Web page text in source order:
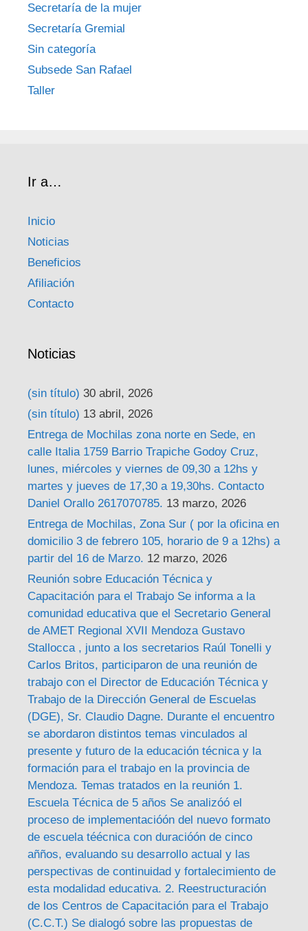
Secretaría de la mujer
Secretaría Gremial
Sin categoría
Subsede San Rafael
Taller
Ir a…
Inicio
Noticias
Beneficios
Afiliación
Contacto
Noticias
(sin título) 30 abril, 2026
(sin título) 13 abril, 2026
Entrega de Mochilas zona norte en Sede, en
calle Italia 1759 Barrio Trapiche Godoy Cruz,
lunes, miércoles y viernes de 09,30 a 12hs y
martes y jueves de 17,30 a 19,30hs. Contacto
Daniel Orallo 2617070785. 13 marzo, 2026
Entrega de Mochilas, Zona Sur ( por la oficina en
domicilio 3 de febrero 105, horario de 9 a 12hs) a
partir del 16 de Marzo. 12 marzo, 2026
Reunión sobre Educación Técnica y
Capacitación para el Trabajo Se informa a la
comunidad educativa que el Secretario General
de AMET Regional XVII Mendoza Gustavo
Stallocca , junto a los secretarios Raúl Tonelli y
Carlos Britos, participaron de una reunión de
trabajo con el Director de Educación Técnica y
Trabajo de la Dirección General de Escuelas
(DGE), Sr. Claudio Dagne. Durante el encuentro
se abordaron distintos temas vinculados al
presente y futuro de la educación técnica y la
formación para el trabajo en la provincia de
Mendoza. Temas tratados en la reunión 1.
Escuela Técnica de 5 años Se analizóó el
proceso de implementacióón del nuevo formato
de escuela téécnica con duracióón de cinco
añños, evaluando su desarrollo actual y las
perspectivas de continuidad y fortalecimiento de
esta modalidad educativa. 2. Reestructuración
de los Centros de Capacitación para el Trabajo
(C.C.T.) Se dialogó sobre las propuestas de